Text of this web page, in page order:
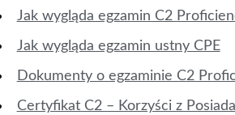
Jak wygląda egzamin C2
Jak wygląda egzamin ustny CPE
Dokumenty o egzaminie C2
Certyfikat C2 – Korzyści z